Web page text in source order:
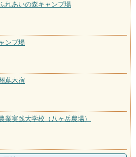
れあいの森キャンプ場
ンプ場
蔦木宿
業実践大学校（八ヶ岳農場）